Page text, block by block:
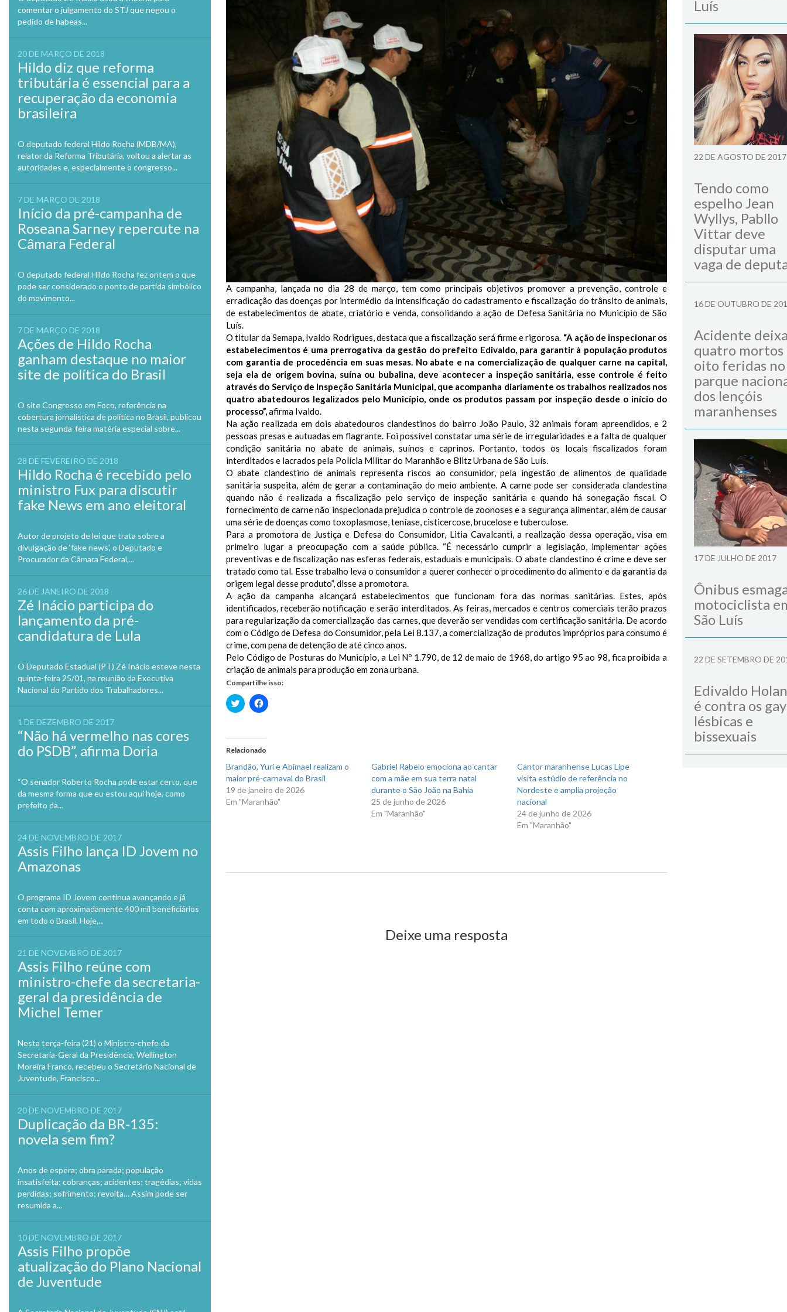
comentar o julgamento do STJ que negou o
pedido de habeas...
20 DE MARÇO DE 2018
Hildo diz que reforma
tributária é essencial para a
recuperação da economia
brasileira
O deputado federal Hildo Rocha (MDB/MA),
relator da Reforma Tributária, voltou a alertar as
autoridades e, especialmente o congresso...
7 DE MARÇO DE 2018
Início da pré-campanha de
Roseana Sarney repercute na
Câmara Federal
O deputado federal Hildo Rocha fez ontem o que
pode ser considerado o ponto de partida simbólico
do movimento...
7 DE MARÇO DE 2018
Ações de Hildo Rocha
ganham destaque no maior
site de política do Brasil
O site Congresso em Foco, referência na
cobertura jornalística de política no Brasil, publicou
nesta segunda-feira matéria especial sobre...
28 DE FEVEREIRO DE 2018
Hildo Rocha é recebido pelo
ministro Fux para discutir
fake News em ano eleitoral
Autor de projeto de lei que trata sobre a
divulgação de ‘fake news’, o Deputado e
Procurador da Câmara Federal,...
26 DE JANEIRO DE 2018
Zé Inácio participa do
lançamento da pré-
candidatura de Lula
O Deputado Estadual (PT) Zé Inácio esteve nesta
quinta-feira 25/01, na reunião da Executiva
Nacional do Partido dos Trabalhadores...
1 DE DEZEMBRO DE 2017
“Não há vermelho nas cores
do PSDB”, afirma Doria
“O senador Roberto Rocha pode estar certo, que
da mesma forma que eu estou aqui hoje, como
prefeito da...
24 DE NOVEMBRO DE 2017
Assis Filho lança ID Jovem no
Amazonas
O programa ID Jovem continua avançando e já
conta com aproximadamente 400 mil beneficiários
em todo o Brasil. Hoje,...
21 DE NOVEMBRO DE 2017
Assis Filho reúne com
ministro-chefe da secretaria-
geral da presidência de
Michel Temer
Nesta terça-feira (21) o Ministro-chefe da
Secretaria-Geral da Presidência, Wellington
Moreira Franco, recebeu o Secretário Nacional de
Juventude, Francisco...
20 DE NOVEMBRO DE 2017
Duplicação da BR-135:
novela sem fim?
Anos de espera; obra parada; população
insatisfeita; cobranças; acidentes; tragédias; vidas
perdidas; sofrimento; revolta… Assim pode ser
resumida a...
10 DE NOVEMBRO DE 2017
Assis Filho propõe
atualização do Plano Nacional
de Juventude
A campanha, lançada no dia 28 de março, tem como principais objetivos promover a prevenção, controle e
erradicação das doenças por intermédio da intensificação do cadastramento e fiscalização do trânsito de animais,
de estabelecimentos de abate, criatório e venda, consolidando a ação de Defesa Sanitária no Município de São
Luís.
O titular da Semapa, Ivaldo Rodrigues, destaca que a fiscalização será firme e rigorosa. “A ação de inspecionar os
estabelecimentos é uma prerrogativa da gestão do prefeito Edivaldo, para garantir à população produtos
com garantia de procedência em suas mesas. No abate e na comercialização de qualquer carne na capital,
seja ela de origem bovina, suína ou bubalina, deve acontecer a inspeção sanitária, esse controle é feito
através do Serviço de Inspeção Sanitária Municipal, que acompanha diariamente os trabalhos realizados nos
quatro abatedouros legalizados pelo Município, onde os produtos passam por inspeção desde o início do
processo”, afirma Ivaldo.
Na ação realizada em dois abatedouros clandestinos do bairro João Paulo, 32 animais foram apreendidos, e 2
pessoas presas e autuadas em flagrante. Foi possível constatar uma série de irregularidades e a falta de qualquer
condição sanitária no abate de animais, suínos e caprinos. Portanto, todos os locais fiscalizados foram
interditados e lacrados pela Polícia Militar do Maranhão e Blitz Urbana de São Luís.
O abate clandestino de animais representa riscos ao consumidor, pela ingestão de alimentos de qualidade
sanitária suspeita, além de gerar a contaminação do meio ambiente. A carne pode ser considerada clandestina
quando não é realizada a fiscalização pelo serviço de inspeção sanitária e quando há sonegação fiscal. O
fornecimento de carne não inspecionada prejudica o controle de zoonoses e a segurança alimentar, além de causar
uma série de doenças como toxoplasmose, teníase, cisticercose, brucelose e tuberculose.
Para a promotora de Justiça e Defesa do Consumidor, Litia Cavalcanti, a realização dessa operação, visa em
primeiro lugar a preocupação com a saúde pública. “É necessário cumprir a legislação, implementar ações
preventivas e de fiscalização nas esferas federais, estaduais e municipais. O abate clandestino é crime e deve ser
tratado como tal. Esse trabalho leva o consumidor a querer conhecer o procedimento do alimento e da garantia da
origem legal desse produto”, disse a promotora.
A ação da campanha alcançará estabelecimentos que funcionam fora das normas sanitárias. Estes, após
identificados, receberão notificação e serão interditados. As feiras, mercados e centros comerciais terão prazos
para regularização da comercialização das carnes, que deverão ser vendidas com certificação sanitária. De acordo
com o Código de Defesa do Consumidor, pela Lei 8.137, a comercialização de produtos impróprios para consumo é
crime, com pena de detenção de até cinco anos.
Pelo Código de Posturas do Município, a Lei Nº 1.790, de 12 de maio de 1968, do artigo 95 ao 98, fica proibida a
criação de animais para produção em zona urbana.
Compartilhe isso:
Clique
para
em
nova
janela)
Clique
para
em
nova
janela)
Relacionado
Brandão, Yuri e Abimael realizam o
maior pré-carnaval do Brasil
19 de janeiro de 2026
Em "Maranhão"
Gabriel Rabelo emociona ao cantar
com a mãe em sua terra natal
durante o São João na Bahia
25 de junho de 2026
Em "Maranhão"
Cantor maranhense Lucas Lipe
visita estúdio de referência no
Nordeste e amplia projeção
nacional
24 de junho de 2026
Em "Maranhão"
Deixe uma resposta
Luís
22 DE AGOSTO DE 2017
Tendo como
espelho Jean
Wyllys, Pabllo
Vittar deve
disputar uma
vaga de
16 DE OUTUBRO DE
Acidente
quatro mortos
oito feridas no
parque
dos lençóis
maranhenses
17 DE JULHO DE 2017
Ônibus
motociclista
São Luís
22 DE SETEMBRO DE
Edivaldo
é contra os
lésbicas e
bissexuais